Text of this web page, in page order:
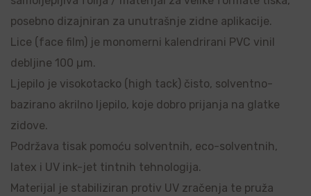
posebno dizajniran za unutrašnje zidne aplikacije.
Lice (face film) je monomerni kalendrirani PVC vinil
debljine 100 µm.
Ljepilo je visokotacko (high tack) čisto, solventno-
bazirano akrilno ljepilo, koje dobro prijanja na glatke
zidove.
Podržava tisak pomoću solventnih, eco-solventnih,
latex i UV ink-jet tintnih tehnologija.
Materijal je stabiliziran protiv UV zračenja te pruža